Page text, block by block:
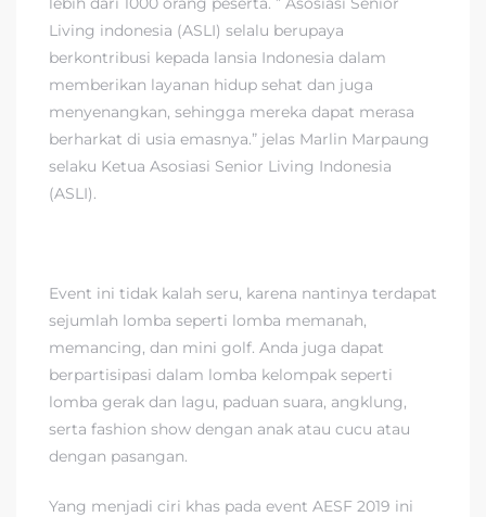
Living indonesia (ASLI) selalu berupaya
berkontribusi kepada lansia Indonesia dalam
memberikan layanan hidup sehat dan juga
menyenangkan, sehingga mereka dapat merasa
berharkat di usia emasnya.” jelas Marlin Marpaung
selaku Ketua Asosiasi Senior Living Indonesia
(ASLI).
Event ini tidak kalah seru, karena nantinya terdapat
sejumlah lomba seperti lomba memanah,
memancing, dan mini golf. Anda juga dapat
berpartisipasi dalam lomba kelompak seperti
lomba gerak dan lagu, paduan suara, angklung,
serta fashion show dengan anak atau cucu atau
dengan pasangan.
Yang menjadi ciri khas pada event AESF 2019 ini